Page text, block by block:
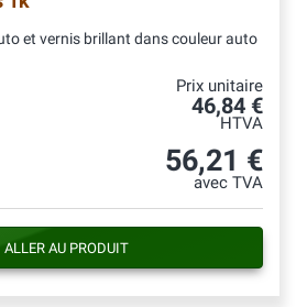
et vernis brillant dans couleur auto
Prix unitaire
46,84 €
HTVA
56,21 €
avec TVA
ALLER AU PRODUIT